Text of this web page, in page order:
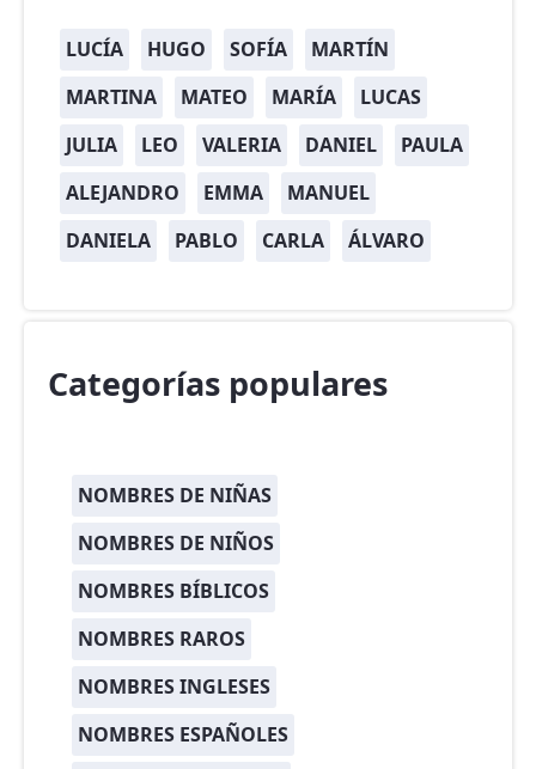
LUCÍA HUGO SOFÍA
MARTÍN
MARTINA
MATEO MARÍA
LUCAS
JULIA
LEO VALERIA DANIEL
PAULA
ALEJANDRO
EMMA
MANUEL
DANIELA
PABLO CARLA ÁLVARO
Categorías populares
NOMBRES DE NIÑAS
NOMBRES DE NIÑOS
NOMBRES BÍBLICOS
NOMBRES RAROS
NOMBRES INGLESES
NOMBRES ESPAÑOLES